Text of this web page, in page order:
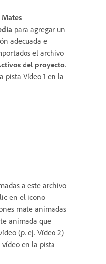
Mates
para agregar un
adecuada e
el archivo
del proyecto.
pista Vídeo 1 en la
a este archivo
en el icono
mate animadas
animada que
(p. ej. Vídeo 2)
en la pista